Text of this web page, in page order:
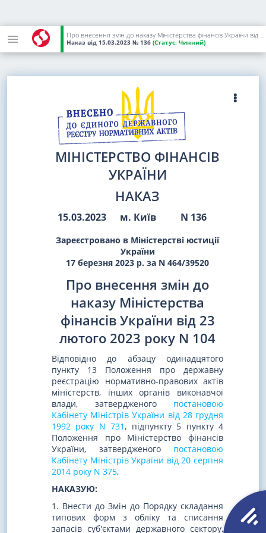
Про внесення змін до наказу Міністерства фінансів України від 23 лютого 2023 року N 104
Наказ від 15.03.2023 № 136 (Статус: Чинний)
МІНІСТЕРСТВО ФІНАНСІВ
УКРАЇНИ
НАКАЗ
15.03.2023 м. Київ N 136
Зареєстровано в Міністерстві юстиції
України
17 березня 2023 р. за N 464/39520
Про внесення змін до
наказу Міністерства
фінансів України від 23
лютого 2023 року N 104
Відповідно до абзацу одинадцятого
пункту 13 Положення про державну
реєстрацію нормативно-правових актів
міністерств, інших органів виконавчої
влади, затвердженого постановою
Кабінету Міністрів України від 28 грудня
1992 року N 731, підпункту 5 пункту 4
Положення про Міністерство фінансів
України, затвердженого постановою
Кабінету Міністрів України від 20 серпня
2014 року N 375,
НАКАЗУЮ:
1. Внести до Змін до Порядку складання
типових форм з обліку та списання
запасів суб'єктами державного сектору,